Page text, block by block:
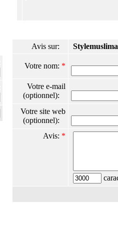
Avis sur: Stylemuslima
Votre nom: *
Votre e-mail
(optionnel):
Votre site web
(optionnel):
Avis: *